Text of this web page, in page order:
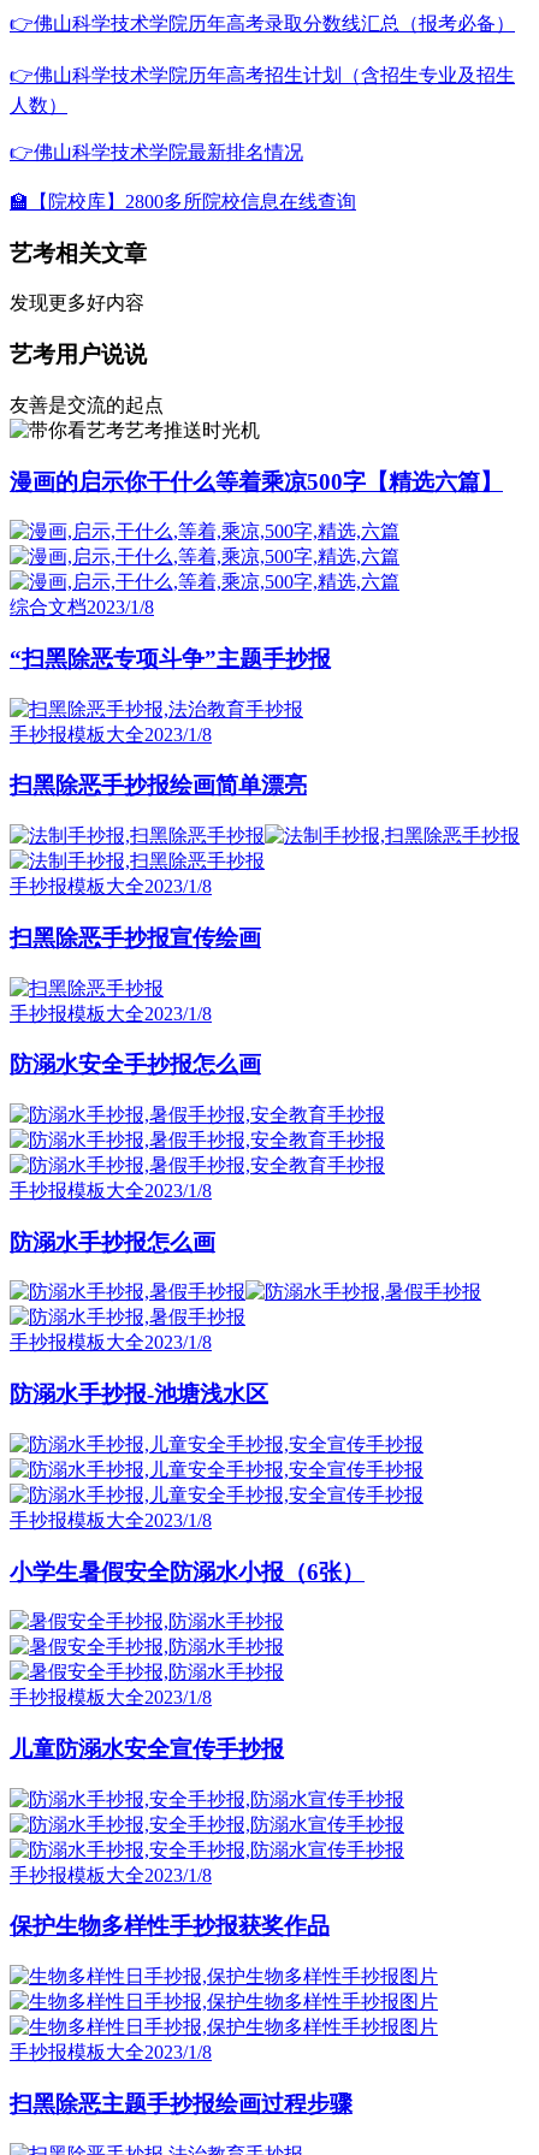
👉佛山科学技术学院历年高考录取分数线汇总（报考必备）
👉佛山科学技术学院历年高考招生计划（含招生专业及招生
人数）
👉佛山科学技术学院最新排名情况
🏫【院校库】2800多所院校信息在线查询
艺考相关文章
发现更多好内容
艺考用户说说
友善是交流的起点
艺考推送时光机
漫画的启示你干什么等着乘凉500字【精选六篇】
综合文档2023/1/8
“扫黑除恶专项斗争”主题手抄报
手抄报模板大全2023/1/8
扫黑除恶手抄报绘画简单漂亮
手抄报模板大全2023/1/8
扫黑除恶手抄报宣传绘画
手抄报模板大全2023/1/8
防溺水安全手抄报怎么画
手抄报模板大全2023/1/8
防溺水手抄报怎么画
手抄报模板大全2023/1/8
防溺水手抄报-池塘浅水区
手抄报模板大全2023/1/8
小学生暑假安全防溺水小报（6张）
手抄报模板大全2023/1/8
儿童防溺水安全宣传手抄报
手抄报模板大全2023/1/8
保护生物多样性手抄报获奖作品
手抄报模板大全2023/1/8
扫黑除恶主题手抄报绘画过程步骤